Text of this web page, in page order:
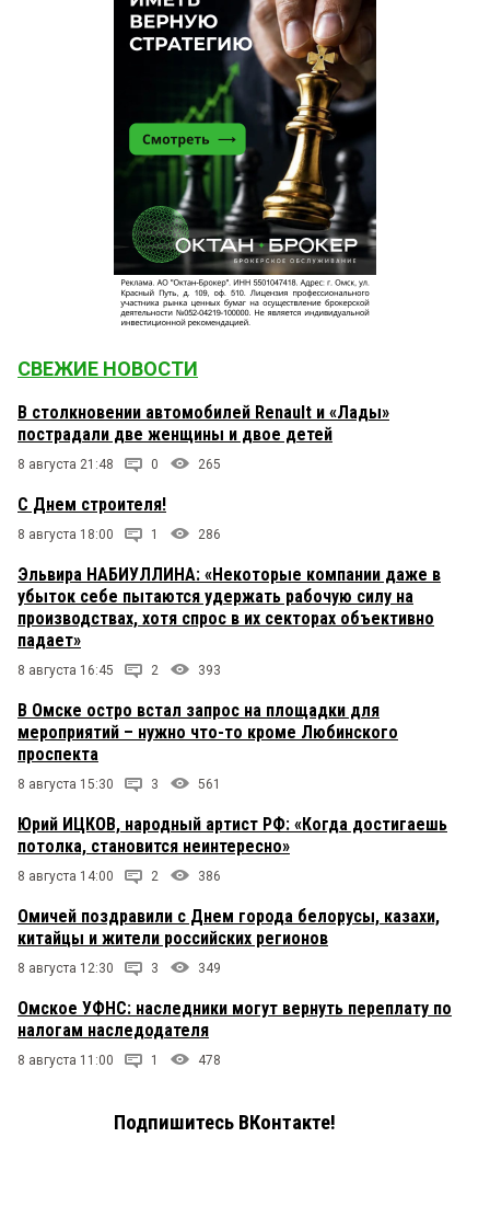
СВЕЖИЕ НОВОСТИ
В столкновении автомобилей Renault и «Лады»
пострадали две женщины и двое детей
8 августа 21:48 0 265
С Днем строителя!
8 августа 18:00 1 286
Эльвира НАБИУЛЛИНА: «Некоторые компании даже в
убыток себе пытаются удержать рабочую силу на
производствах, хотя спрос в их секторах объективно
падает»
8 августа 16:45 2 393
В Омске остро встал запрос на площадки для
мероприятий – нужно что-то кроме Любинского
проспекта
8 августа 15:30 3 561
Юрий ИЦКОВ, народный артист РФ: «Когда достигаешь
потолка, становится неинтересно»
8 августа 14:00 2 386
Омичей поздравили с Днем города белорусы, казахи,
китайцы и жители российских регионов
8 августа 12:30 3 349
Омское УФНС: наследники могут вернуть переплату по
налогам наследодателя
8 августа 11:00 1 478
Подпишитесь ВКонтакте!